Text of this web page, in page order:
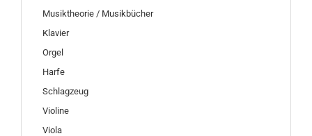
Musiktheorie / Musikbücher
Klavier
Orgel
Harfe
Schlagzeug
Violine
Viola